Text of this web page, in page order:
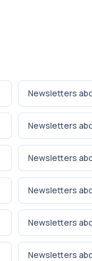
Newsletters
Newsletters
Newsletters
Newsletters
Newsletters
Newsletters